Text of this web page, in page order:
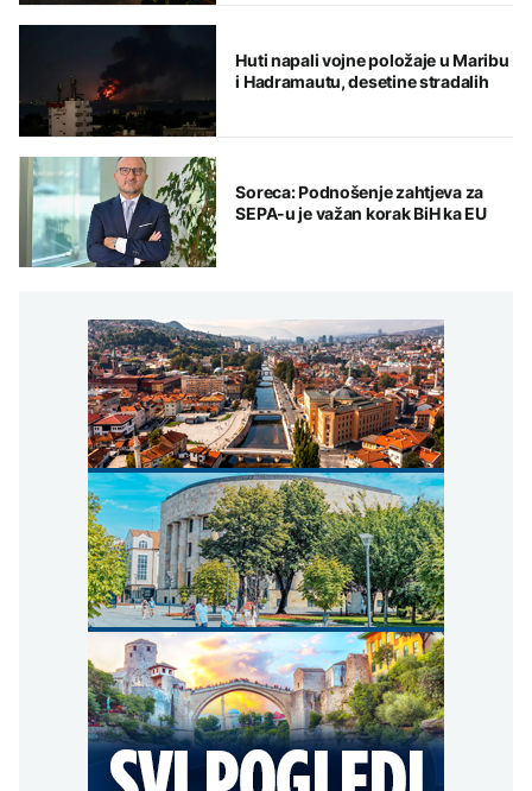
Huti napali vojne položaje u Maribu
i Hadramautu, desetine stradalih
Soreca: Podnošenje zahtjeva za
SEPA-u je važan korak BiH ka EU